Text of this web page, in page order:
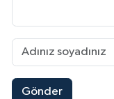
Gönder